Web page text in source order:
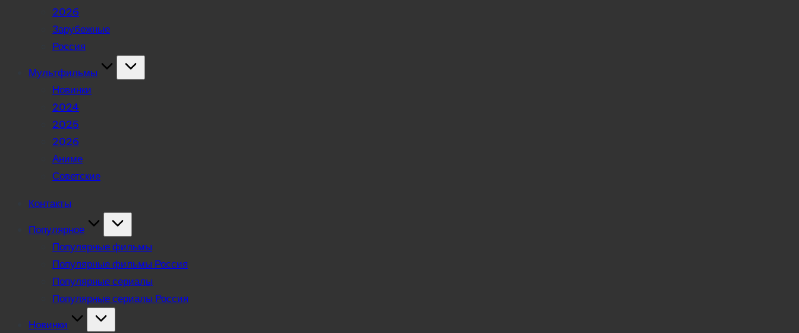
2026
Зарубежные
Россия
Мультфильмы
Новинки
2024
2025
2026
Аниме
Советские
Контакты
Популярное
Популярные фильмы
Популярные фильмы Россия
Популярные сериалы
Популярные сериалы Россия
Новинки